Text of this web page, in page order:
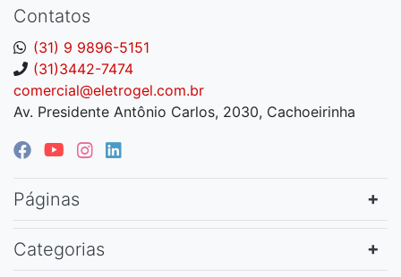
Contatos
(31) 9 9896-5151
(31)3442-7474
comercial@eletrogel.com.br
Av. Presidente Antônio Carlos, 2030, Cachoeirinha
Páginas
Categorias